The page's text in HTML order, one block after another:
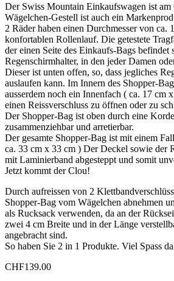
Der Swiss Mountain Einkaufswagen ist
Wägelchen-Gestell ist auch ein
2 Räder haben einen Durchmesser von ca.
konfortablen Rollenlauf. Die getestete
der einen Seite des Einkaufs-Bags befindet
Regenschirmhalter, in den jeder Damen
Dieser ist unten offen, so, dass jegliches
auslaufen kann. Im Innern des Shopper-
ausserdem noch ein Innenfach ( ca. 17 cm
einen Reissverschluss zu öffnen oder zu
Der Shopper-Bag ist oben durch eine
zusammenziehbar und arretierbar.
Der gesamte Shopper-Bag ist mit einem
ca. 33 cm x 33 cm ) Der Deckel sowie der
mit Laminierband abgesteppt und somit
Jetzt kommt der Clou!
Durch aufreissen von 2
Shopper-Bag vom Wägelchen abnehmen
als Rucksack verwenden, da an der
zwei 4 cm Breite und in der Länge
angebracht sind.
So haben Sie 2 in 1 Produkte. Viel Spass
CHF139.00